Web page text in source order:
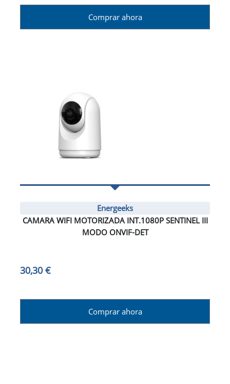
Comprar ahora
Energeeks
CAMARA WIFI MOTORIZADA INT.1080P SENTINEL III
MODO ONVIF-DET
30,30 €
Comprar ahora